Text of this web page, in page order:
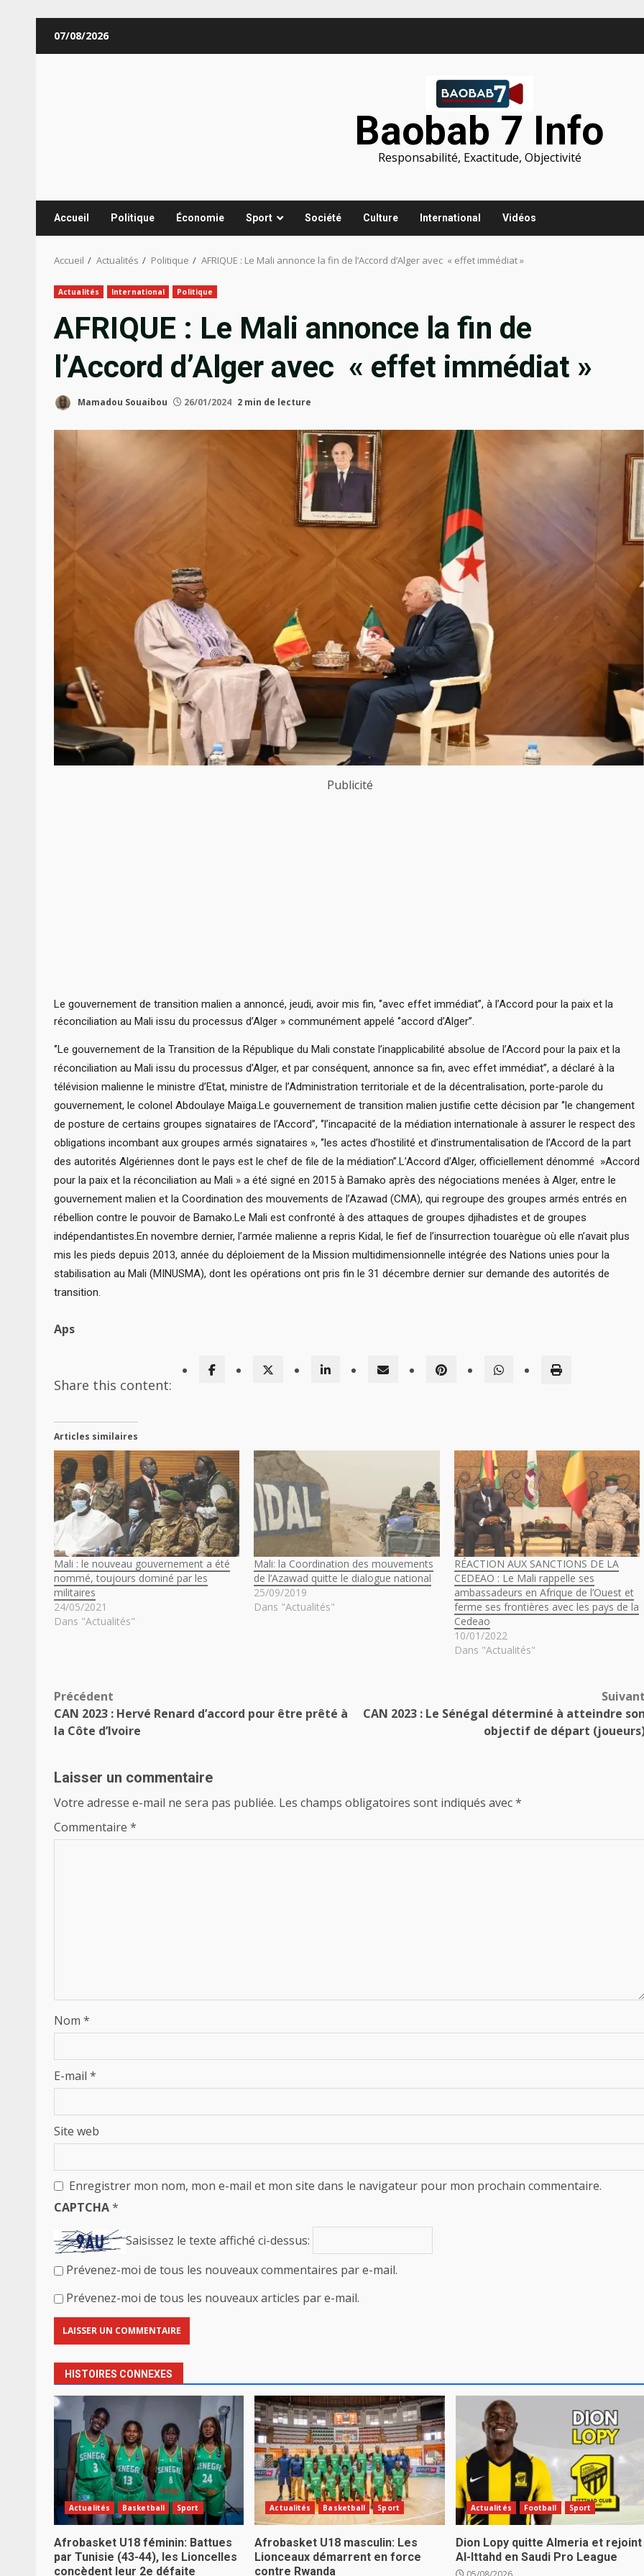
07/08/2026
Baobab 7 Info
Responsabilité, Exactitude, Objectivité
Accueil Politique Économie Sport Société Culture International Vidéos
Accueil Actualités Politique AFRIQUE : Le Mali annonce la fin de l’Accord d’Alger avec « effet immédiat »
Actualités International Politique
AFRIQUE : Le Mali annonce la fin de
l’Accord d’Alger avec « effet immédiat »
Mamadou Souaibou 26/01/2024 2 min de lecture
Publicité
Le gouvernement de transition malien a annoncé, jeudi, avoir mis fin, ‘’avec effet immédiat’’, à l’Accord pour la paix et la
réconciliation au Mali issu du processus d’Alger » communément appelé ‘’accord d’Alger’’.
‘’Le gouvernement de la Transition de la République du Mali constate l’inapplicabilité absolue de l’Accord pour la paix et la
réconciliation au Mali issu du processus d’Alger, et par conséquent, annonce sa fin, avec effet immédiat’’, a déclaré à la
télévision malienne le ministre d’Etat, ministre de l’Administration territoriale et de la décentralisation, porte-parole du
gouvernement, le colonel Abdoulaye Maïga.Le gouvernement de transition malien justifie cette décision par ‘’le changement
de posture de certains groupes signataires de l’Accord’’, ‘’l’incapacité de la médiation internationale à assurer le respect des
obligations incombant aux groupes armés signataires », ‘’les actes d’hostilité et d’instrumentalisation de l’Accord de la part
des autorités Algériennes dont le pays est le chef de file de la médiation’’.L’Accord d’Alger, officiellement dénommé »Accord
pour la paix et la réconciliation au Mali » a été signé en 2015 à Bamako après des négociations menées à Alger, entre le
gouvernement malien et la Coordination des mouvements de l’Azawad (CMA), qui regroupe des groupes armés entrés en
rébellion contre le pouvoir de Bamako.Le Mali est confronté à des attaques de groupes djihadistes et de groupes
indépendantistes.En novembre dernier, l’armée malienne a repris Kidal, le fief de l’insurrection touarègue où elle n’avait plus
mis les pieds depuis 2013, année du déploiement de la Mission multidimensionnelle intégrée des Nations unies pour la
stabilisation au Mali (MINUSMA), dont les opérations ont pris fin le 31 décembre dernier sur demande des autorités de
transition.
Aps
Share this content:
Articles similaires
Mali : le nouveau gouvernement a été
nommé, toujours dominé par les
militaires
24/05/2021
Dans "Actualités"
Mali: la Coordination des mouvements
de l’Azawad quitte le dialogue national
25/09/2019
Dans "Actualités"
RÉACTION AUX SANCTIONS DE LA
CEDEAO : Le Mali rappelle ses
ambassadeurs en Afrique de l’Ouest et
ferme ses frontières avec les pays de la
Cedeao
10/01/2022
Dans "Actualités"
Navigation
d’article
Précédent
CAN 2023 : Hervé Renard d’accord pour être prêté à
la Côte d’Ivoire
Suivant
CAN 2023 : Le Sénégal déterminé à atteindre son
objectif de départ
Laisser un commentaire
Votre adresse e-mail ne sera pas publiée. Les champs obligatoires sont indiqués avec*
Commentaire *
Nom *
E-mail *
Site web
Enregistrer mon nom, mon e-mail et mon site dans le navigateur pour mon prochain commentaire.
CAPTCHA*
Saisissez le texte affiché ci-dessus:
Prévenez-moi de tous les nouveaux commentaires par e-mail.
Prévenez-moi de tous les nouveaux articles par e-mail.
HISTOIRES CONNEXES
Actualités Basketball Sport
Afrobasket U18 féminin: Battues
par Tunisie (43-44), les Lioncelles
concèdent leur 2e défaite
Actualités Basketball Sport
Afrobasket U18 masculin: Les
Lionceaux démarrent en force
contre Rwanda
Actualités Football Sport
Dion Lopy quitte Almeria et rejoint
Al-Ittahd en Saudi Pro League